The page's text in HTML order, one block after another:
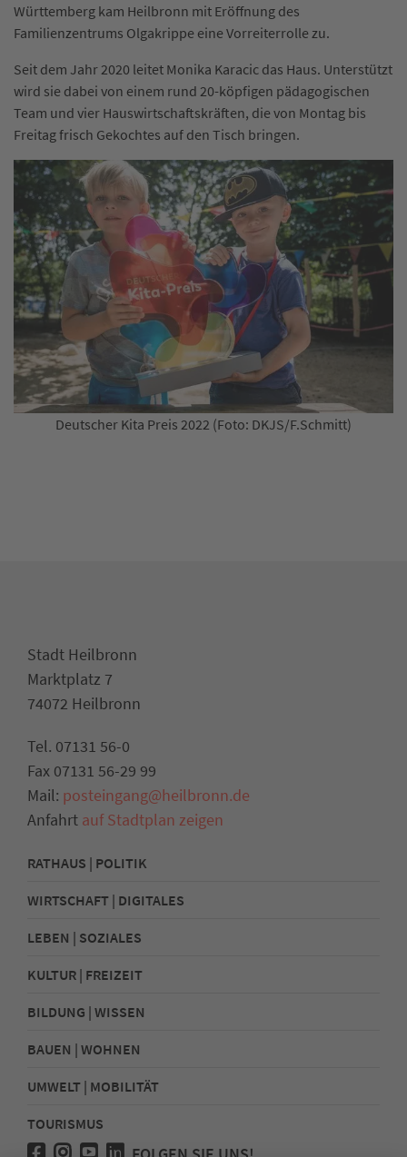
Württemberg kam Heilbronn mit Eröffnung des
Familienzentrums Olgakrippe eine Vorreiterrolle zu.
Seit dem Jahr 2020 leitet Monika Karacic das Haus. Unterstützt
wird sie dabei von einem rund 20-köpfigen pädagogischen
Team und vier Hauswirtschaftskräften, die von Montag bis
Freitag frisch Gekochtes auf den Tisch bringen.
Deutscher Kita Preis 2022 (Foto: DKJS/F.Schmitt)
Stadt Heilbronn
Marktplatz 7
74072 Heilbronn
Tel. 07131 56-0
Fax 07131 56-29 99
Mail: posteingang@heilbronn.de
Anfahrt auf Stadtplan zeigen
RATHAUS | POLITIK
WIRTSCHAFT | DIGITALES
LEBEN | SOZIALES
KULTUR | FREIZEIT
BILDUNG | WISSEN
BAUEN | WOHNEN
UMWELT | MOBILITÄT
TOURISMUS